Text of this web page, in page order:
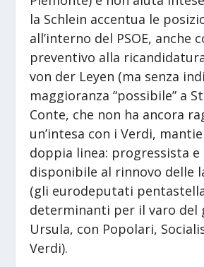
la Schlein accentua le
all’interno del PSOE, anche
preventivo alla
von der Leyen (ma senza
maggioranza “possibile” a
Conte, che non ha ancora
un’intesa con i Verdi,
doppia linea: progressista
disponibile al rinnovo delle
(gli eurodeputati
determinanti per il varo del
Ursula, con Popolari,
Verdi).